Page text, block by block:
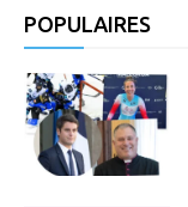
POPULAIRES